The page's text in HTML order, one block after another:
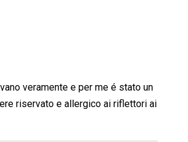
0
7
veramente e per me é stato un
riservato e allergico ai riflettori ai